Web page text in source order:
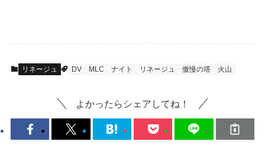
リネージュ DV MLC ナイト リネージュ 傲慢の塔 火山
よかったらシェアしてね！